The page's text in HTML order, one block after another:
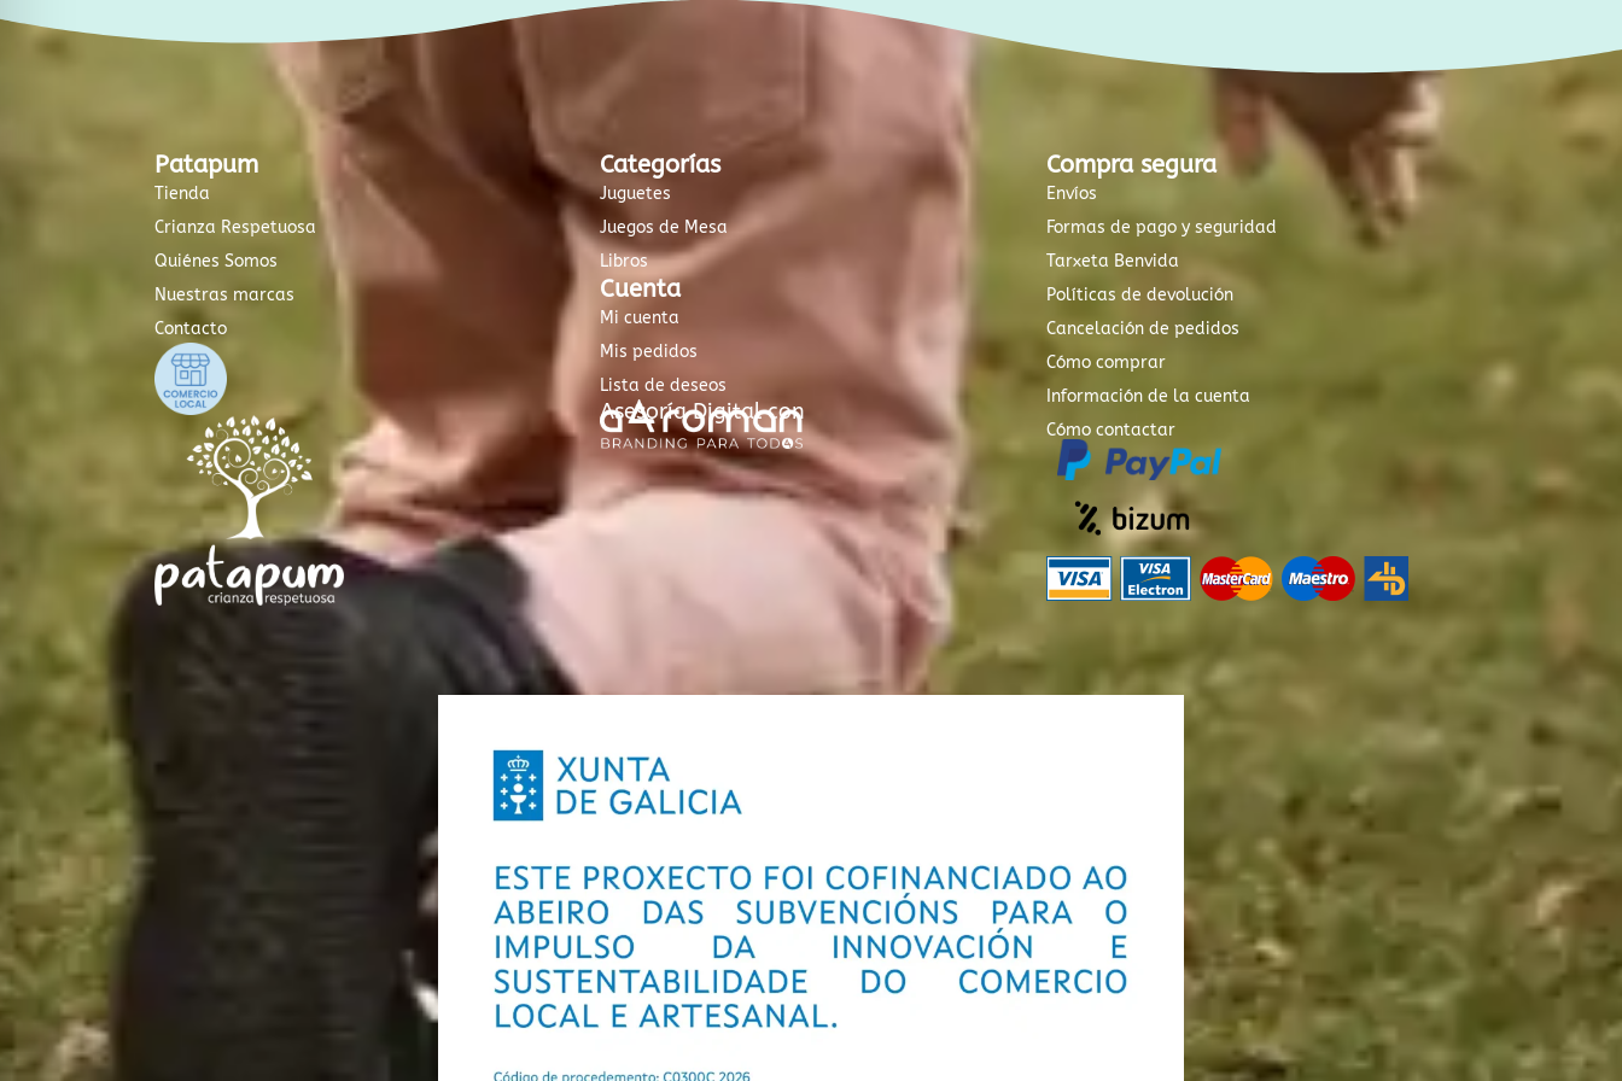
Patapum
Tienda
Crianza Respetuosa
Quiénes Somos
Nuestras marcas
Contacto
Categorías
Juguetes
Juegos de Mesa
Libros
Cuenta
Mi cuenta
Mis pedidos
Lista de deseos
Asesoría Digital con
Compra segura
Envíos
Formas de pago y seguridad
Tarxeta Benvida
Políticas de devolución
Cancelación de pedidos
Cómo comprar
Información de la cuenta
Cómo contactar